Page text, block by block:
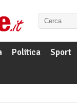
Politica Sport